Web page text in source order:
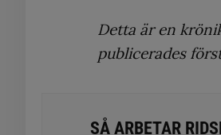
Detta är en
publicerades
SÅ ARBETAR